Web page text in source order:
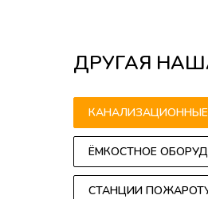
ДРУГАЯ
ЁМКОСТНОЕ
СТАНЦИИ